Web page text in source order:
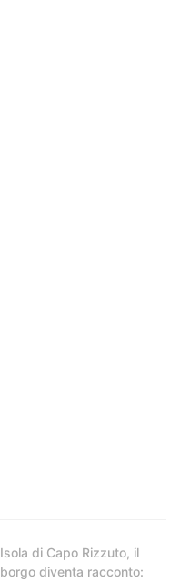
Isola di Capo Rizzuto, il
borgo diventa racconto: